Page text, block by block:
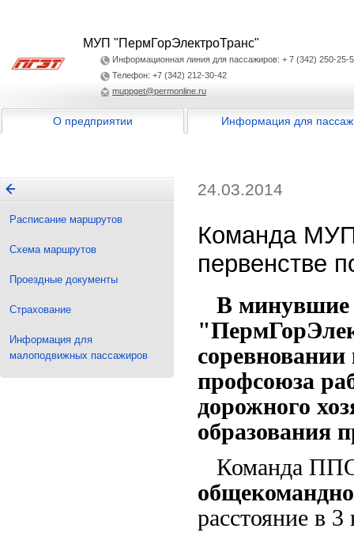
МУП "ПермГорЭлектроТранс"
Информационная линия для пассажиров: + 7 (342) 250-25-
Телефон: +7 (342) 212-30-42
muppget@permonline.ru
О предприятии Информация для
Расписание маршрутов
Схема маршрутов
Проездные документы
Страхование
Информация для
малоподвижных пассажиров
24.03.2014
Команда
первенстве
В
соревновании
профсоюза
дорожного
образования
Команда
расстояние в